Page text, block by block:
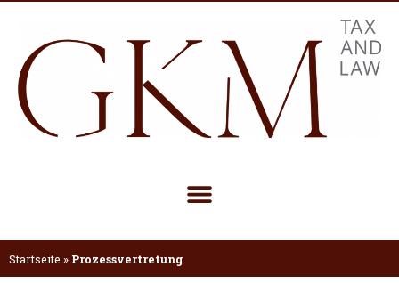
Startseite » Prozessvertretung